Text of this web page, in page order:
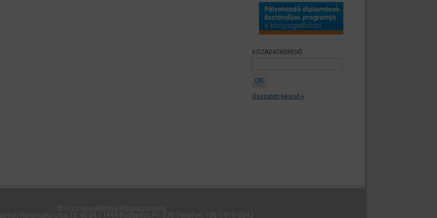
KÖZADATKERESŐ
Összetett kereső »